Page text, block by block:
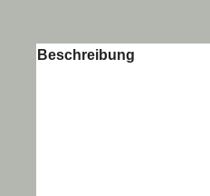
Beschreibung